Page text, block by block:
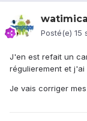
Posté(e) 15
J'en est refait un
régulierement et
Je vais corriger